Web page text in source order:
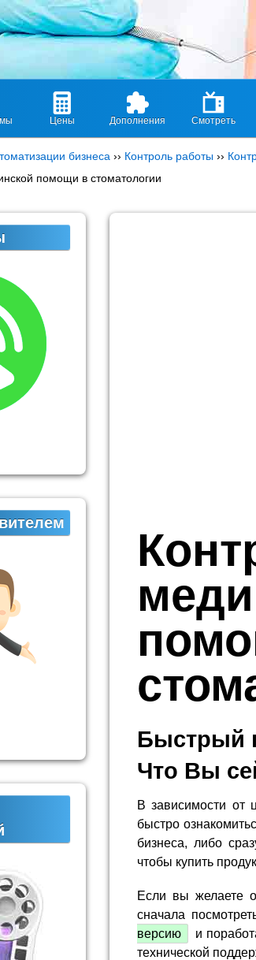
Цены Дополнения Смотреть
бизнеса ›› Контроль работы ››
помощи в стоматологии
Быстрый
Что Вы
В зависимости от
быстро
бизнеса, либо
чтобы купить
Если вы желаете
сначала
версию
и
технической